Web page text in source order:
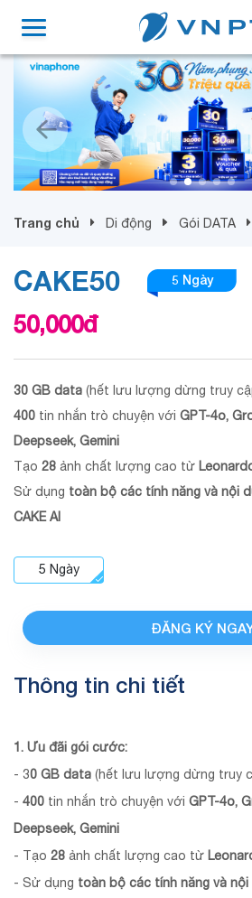
Trang chủ Di động Gói DATA
CAKE50 5 Ngày
50,000đ
30 GB data (hết lưu lượng dừng truy
400 tin nhắn trò chuyện với GPT-4o,
Deepseek, Gemini
Tạo 28 ảnh chất lượng cao từ
Sử dụng toàn bộ các tính năng và nội
CAKE AI
5 Ngày
ĐĂNG KÝ
Thông tin chi tiết
1. Ưu đãi gói cước:
- 30 GB data (hết lưu lượng dừng truy
- 400 tin nhắn trò chuyện với GPT-4o,
Deepseek, Gemini
- Tạo 28 ảnh chất lượng cao từ
- Sử dụng toàn bộ các tính năng và nội